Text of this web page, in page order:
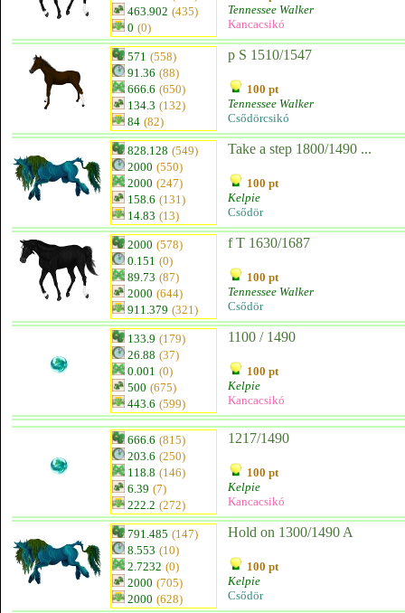
463.902 (435)
0 (0)
Tennessee Walker
Kancacsikó
571 (558)
91.36 (88)
666.6 (650)
134.3 (132)
84 (82)
p S 1510/1547
100 pt
Tennessee Walker
Csődörcsikó
828.128 (549)
2000 (550)
2000 (247)
158.6 (131)
14.83 (13)
Take a step 1800/1490 ...
100 pt
Kelpie
Csődör
2000 (578)
0.151 (0)
89.73 (87)
2000 (644)
911.379 (321)
f T 1630/1687
100 pt
Tennessee Walker
Csődör
133.9 (179)
26.88 (37)
0.001 (0)
500 (675)
443.6 (599)
1100 / 1490
100 pt
Kelpie
Kancacsikó
666.6 (815)
203.6 (250)
118.8 (146)
6.39 (7)
222.2 (272)
1217/1490
100 pt
Kelpie
Kancacsikó
791.485 (147)
8.553 (10)
2.7232 (0)
2000 (705)
2000 (628)
Hold on 1300/1490 A
100 pt
Kelpie
Csődör